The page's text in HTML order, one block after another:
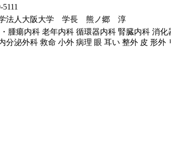
学法人大阪大学 学長 熊ノ郷 淳
腫瘍内科 老年内科 循環器内科 腎臓内科 消
分泌外科 救命 小外 病理 眼 耳い 整外 皮 形外